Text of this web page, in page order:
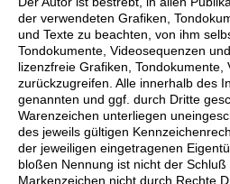
der verwendeten Grafiken,
und Texte zu beachten, von ihm
Tondokumente, Videosequenzen
lizenzfreie Grafiken, Tondokumente,
zurückzugreifen. Alle innerhalb des
genannten und ggf. durch Dritte
Warenzeichen unterliegen
des jeweils gültigen
der jeweiligen eingetragenen
bloßen Nennung ist nicht der
Markenzeichen nicht durch Rechte